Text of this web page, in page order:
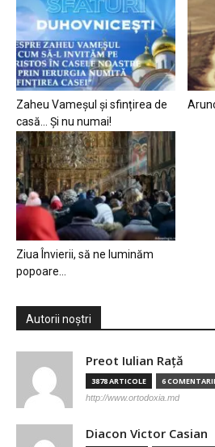
Zaheu Vameșul și sfințirea de
casă… Și nu numai!
Ziua Învierii, să ne luminăm
popoare…
Autorii noștri
Preot Iulian Raţă
3878 ARTICOLE 6 COMENTARII
http://www.ortodoxia.md
Diacon Victor Casian